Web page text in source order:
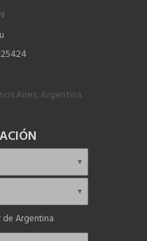
Aires, Argentina
de Argentina